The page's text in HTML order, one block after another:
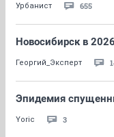
Урбанист 655
Новосибирск в
Георгий_Эксперт
Эпидемия
Yoric 3